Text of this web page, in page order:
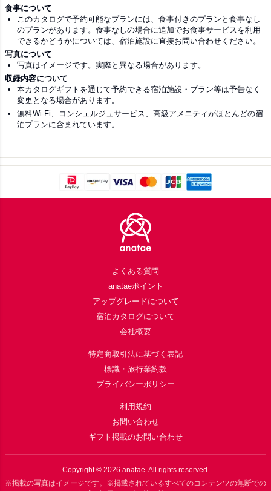
食事について
このカタログで予約可能なプランには、食事付きのプランと食事なし
のプランがあります。食事なしの場合に追加でお食事サービスを利用
できるかどうかについては、宿泊施設に直接お問い合わせください。
写真について
写真はイメージです。実際と異なる場合があります。
収録内容について
本カタログギフトを通じて予約できる宿泊施設・プラン等は予告なく
変更となる場合があります。
無料Wi-Fi、コンシェルジュサービス、高級アメニティがほとんどの宿
泊プランに含まれています。
よくある質問
anataeポイント
アップグレードについて
宿泊カタログについて
会社概要
特定商取引法に基づく表記
標識・旅行業約款
プライバシーポリシー
利用規約
お問い合わせ
ギフト掲載のお問い合わせ
Copyright © 2026 anatae. All rights reserved.
※掲載の写真はイメージです。※掲載されているすべてのコンテンツの無断での